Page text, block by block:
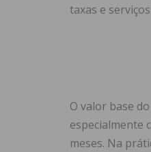
taxas e
O valor base
especialmente
meses. Na